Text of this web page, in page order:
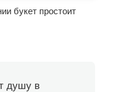
букет простоит
душу в